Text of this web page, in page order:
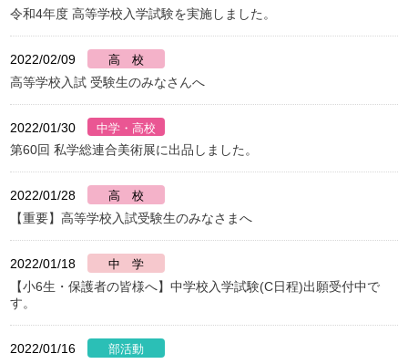
令和4年度 高等学校入学試験を実施しました。
2022/02/09
高等学校入試 受験生のみなさんへ
2022/01/30
第60回 私学総連合美術展に出品しました。
2022/01/28
【重要】高等学校入試受験生のみなさまへ
2022/01/18
【小6生・保護者の皆様へ】中学校入学試験(C日程)出願受付中で
す。
2022/01/16